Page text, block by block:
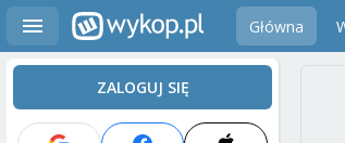
Główna
ZALOGUJ SIĘ